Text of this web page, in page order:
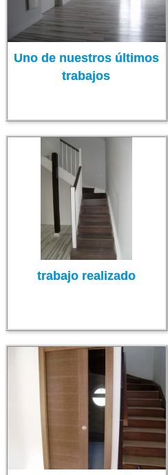
Uno de nuestros últimos
trabajos
trabajo realizado